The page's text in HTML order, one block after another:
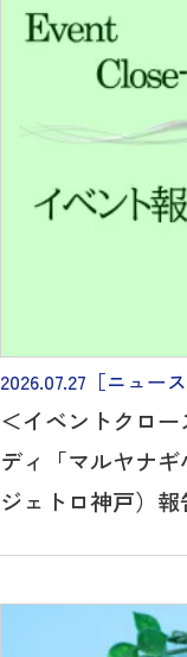
2026.07.27 ［ニュース
＜イベントクロ
ディ「マルヤナ
ジェトロ神戸）報